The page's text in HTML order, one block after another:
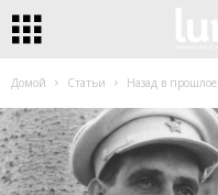
Домой Статьи Назад в прошлое